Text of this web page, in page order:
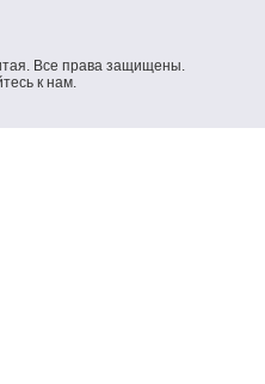
Все права защищены.
к нам.